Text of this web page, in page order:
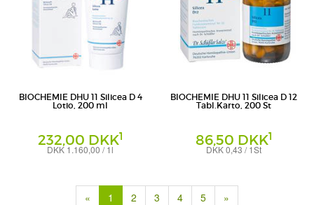
BIOCHEMIE DHU 11 Silicea D 4
Lotio, 200 ml
232,00 DKK1
DKK 1.160,00 / 1l
BIOCHEMIE DHU 11 Silicea D 12
Tabl.Karto, 200 St
86,50 DKK1
DKK 0,43 / 1St
« 1 (current)
2 3 4 5 »